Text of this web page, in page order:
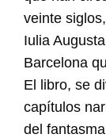
veinte
Iulia
Barcelona
El libro, se
capítulos
del